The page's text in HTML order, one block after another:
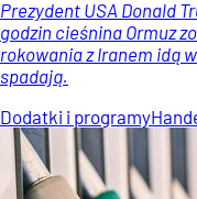
Prezydent USA Donald
godzin cieśnina Ormuz
rokowania z Iranem idą
spadają.
Dodatki i programy